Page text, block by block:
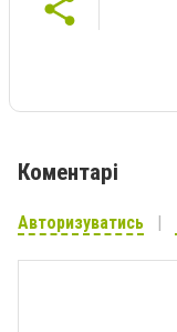
Коментарі
Авторизуватись